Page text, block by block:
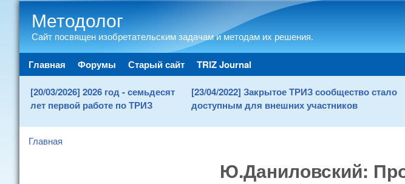
Методолог
Сайт посвящен изобретательским задачам и методам их решения.
Main menu
Главная Форумы Старый сайт TRIZ Journal
[20/03/2026] 2026 год - семьдесят
лет первой работе по ТРИЗ
[23/04/2022] Закрытое ТРИЗ сообщество стало
доступным для внешних участников
You are here
Главная
Ю.Даниловский: